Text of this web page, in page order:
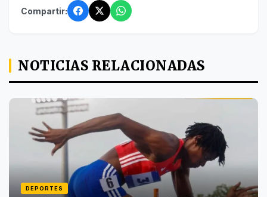
Compartir:
NOTICIAS RELACIONADAS
DEPORTES